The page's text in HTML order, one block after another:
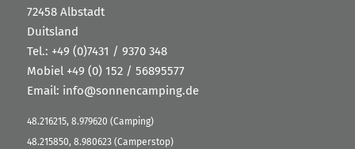
72458 Albstadt
Duitsland
Tel.: +49 (0)7431 / 9370 348
Mobiel +49 (0) 152 / 56895577
Email: info@sonnencamping.de
48.216215, 8.979620 (Camping)
48.215850, 8.980623 (Camperstop)